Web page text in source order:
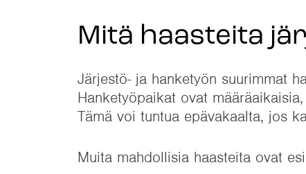
Mitä haasteita
Järjestö- ja hanketyön suurimmat
Hanketyöpaikat ovat
Tämä voi tuntua epävakaalta, jos
Muita mahdollisia haasteita ovat